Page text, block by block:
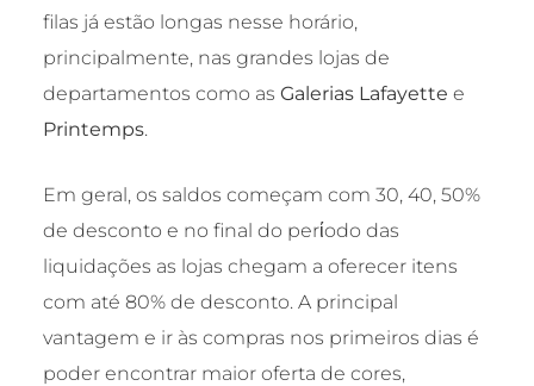
filas já estão longas nesse horário,
principalmente, nas grandes lojas de
departamentos como as Galerias Lafayette e
Printemps.
Em geral, os saldos começam com 30, 40, 50%
de desconto e no final do perίodo das
liquidações as lojas chegam a oferecer itens
com até 80% de desconto. A principal
vantagem e ir às compras nos primeiros dias é
poder encontrar maior oferta de cores,